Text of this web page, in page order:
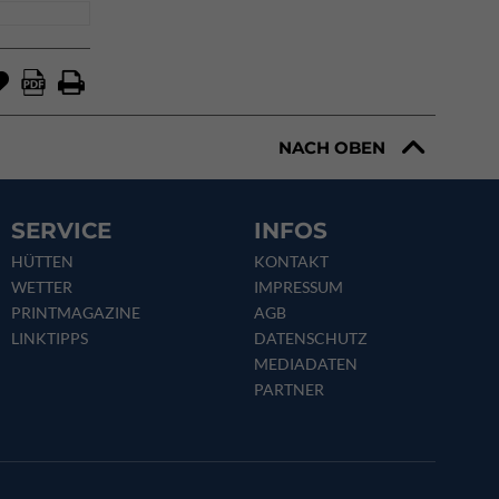
NACH OBEN
SERVICE
HÜTTEN
WETTER
PRINTMAGAZINE
LINKTIPPS
INFOS
KONTAKT
IMPRESSUM
AGB
DATENSCHUTZ
MEDIADATEN
PARTNER